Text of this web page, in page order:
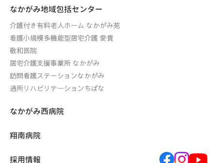
なかがみ地域包括センター
介護付き有料老人ホーム なかがみ苑
看護小規模多機能型居宅介護 愛貴
敬和医院
居宅介護支援事業所 なかがみ
訪問看護ステーションなかがみ
通所リハビリテーションちばな
なかがみ西病院
翔南病院
採用情報